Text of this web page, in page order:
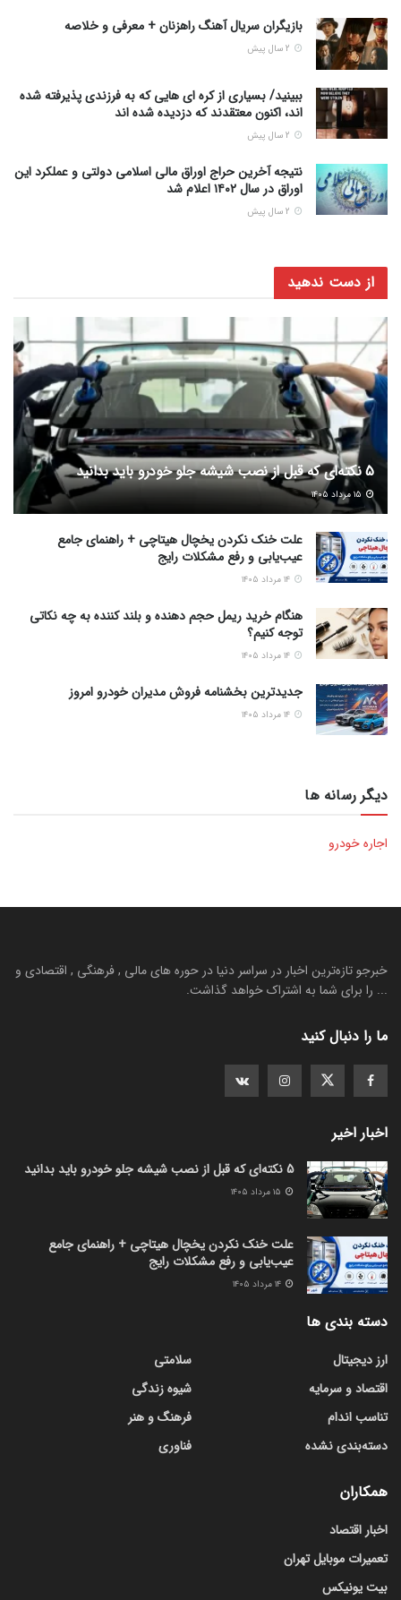
بازیگران سریال آهنگ راهزنان + معرفی و خلاصه
ببینید/ بسیاری از کره ای هایی که به فرزندی پذیرفته شده
اند، اکنون معتقدند که دزدیده شده اند
نتیجه آخرین حراج اوراق مالی اسلامی دولتی و عملکرد این
اوراق در سال ۱۴۰۲ اعلام شد
از دست ندهید
5 نکته‌ای که قبل از نصب شیشه جلو خودرو باید بدانید
علت خنک نکردن یخچال هیتاچی + راهنمای جامع
عیب‌یابی و رفع مشکلات رایج
هنگام خرید ریمل حجم دهنده و بلند کننده به چه نکاتی
توجه کنیم؟
جدیدترین بخشنامه فروش مدیران خودرو امروز
دیگر رسانه ها
اجاره خودرو
خبرجو تازه‌ترین اخبار در سراسر دنیا در حوره های مالی , فرهنگی , اقتصادی و
... را برای شما به اشتراک خواهد گذاشت.
ما را دنبال کنید
اخبار اخیر
5 نکته‌ای که قبل از نصب شیشه جلو خودرو باید بدانید
علت خنک نکردن یخچال هیتاچی + راهنمای جامع
عیب‌یابی و رفع مشکلات رایج
دسته بندی ها
ارز دیجیتال
اقتصاد و سرمایه
تناسب اندام
دسته‌بندی نشده
سلامتی
شیوه زندگی
فرهنگ و هنر
فناوری
همکاران
اخبار اقتصاد
تعمیرات موبایل تهران
بیت یونیکس